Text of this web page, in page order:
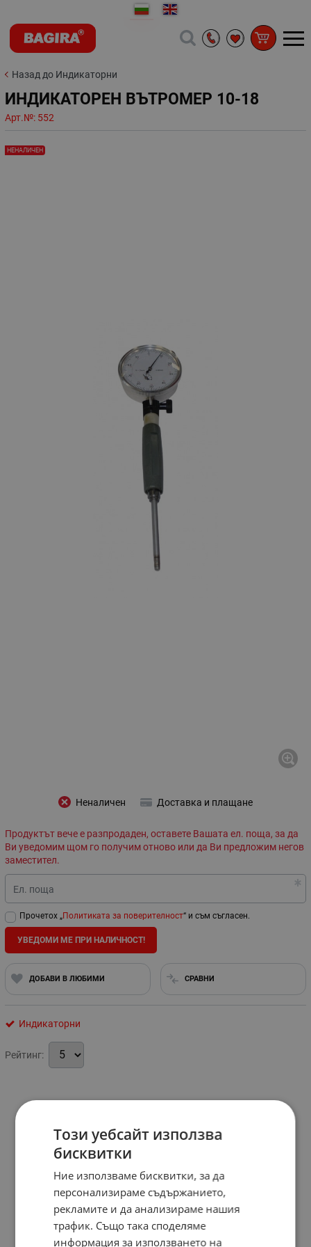
Назад до Индикаторни
ИНДИКАТОРЕН ВЪТРОМЕР 10-18
Арт.№: 552
НЕНАЛИЧЕН
Неналичен Доставка и плащане
Продуктът вече е разпродаден, оставете Вашата ел. поща, за да
Ви уведомим щом го получим отново или да Ви предложим негов
заместител.
Ел. поща
Прочетох „Политиката за поверителност“ и съм съгласен.
УВЕДОМИ МЕ ПРИ НАЛИЧНОСТ!
ДОБАВИ В ЛЮБИМИ СРАВНИ
Индикаторни
Рейтинг:
Този уебсайт използва
бисквитки
Ние използваме бисквитки, за да
персонализираме съдържанието,
рекламите и да анализираме нашия
трафик. Също така споделяме
информация за използването на